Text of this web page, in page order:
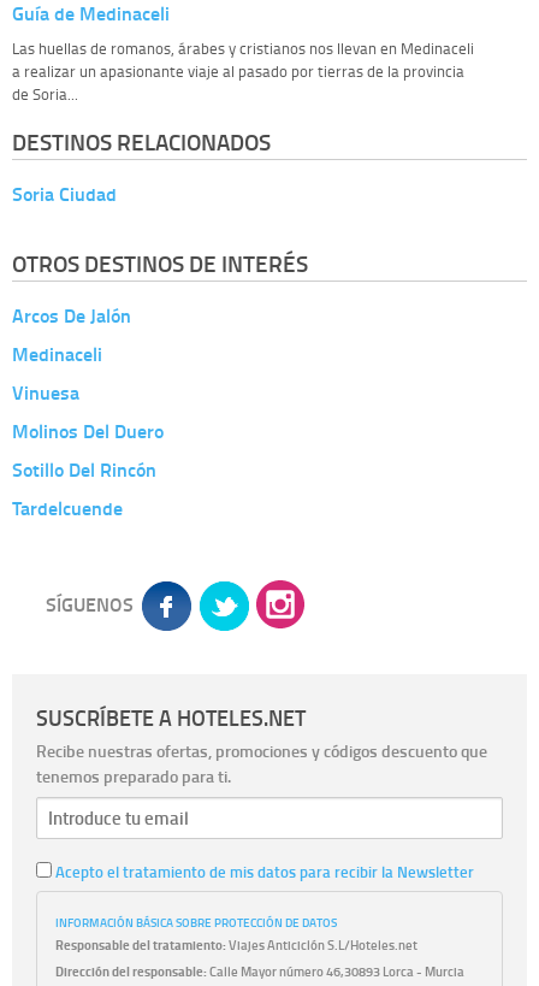
Guía de Medinaceli
Las huellas de romanos, árabes y cristianos nos llevan en Medinaceli
a realizar un apasionante viaje al pasado por tierras de la provincia
de Soria...
DESTINOS RELACIONADOS
Soria Ciudad
OTROS DESTINOS DE INTERÉS
Arcos De Jalón
Medinaceli
Vinuesa
Molinos Del Duero
Sotillo Del Rincón
Tardelcuende
SÍGUENOS
SUSCRÍBETE A HOTELES.NET
Recibe nuestras ofertas, promociones y códigos descuento que
tenemos preparado para ti.
Acepto el tratamiento de mis datos para recibir la Newsletter
INFORMACIÓN BÁSICA SOBRE PROTECCIÓN DE DATOS
Responsable del tratamiento:Viajes Anticiclón S.L/Hoteles.net
Dirección del responsable:Calle Mayor número 46,30893 Lorca - Murcia